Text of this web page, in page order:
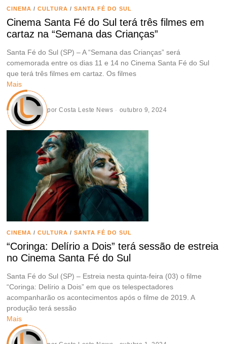
CINEMA / CULTURA / SANTA FÉ DO SUL
Cinema Santa Fé do Sul terá três filmes em
cartaz na “Semana das Crianças”
Santa Fé do Sul (SP) – A “Semana das Crianças” será
comemorada entre os dias 11 e 14 no Cinema Santa Fé do Sul
que terá três filmes em cartaz. Os filmes
Mais
porCosta Leste News outubro 9, 2024
CINEMA / CULTURA / SANTA FÉ DO SUL
“Coringa: Delírio a Dois” terá sessão de estreia
no Cinema Santa Fé do Sul
Santa Fé do Sul (SP) – Estreia nesta quinta-feira (03) o filme
“Coringa: Delírio a Dois” em que os telespectadores
acompanharão os acontecimentos após o filme de 2019. A
produção terá sessão
Mais